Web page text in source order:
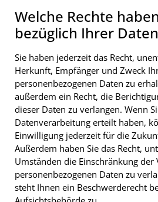
Welche Rechte
bezüglich Ihrer
Sie haben jederzeit das Recht,
Herkunft, Empfänger und Zweck
personenbezogenen Daten zu
außerdem ein Recht, die
dieser Daten zu verlangen. Wenn
Datenverarbeitung erteilt haben,
Einwilligung jederzeit für die
Außerdem haben Sie das Recht,
Umständen die Einschränkung
personenbezogenen Daten zu
steht Ihnen ein Beschwerderecht